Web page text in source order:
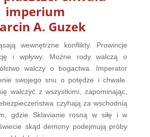
imperium
A. Guzek
wewnętrzne konflikty. Prowincje
i wpływy. Możne rody walczą o
walczy o bogactwa. Imperator
swojego snu o potędze i chwale.
walczyć z wszystkimi, zapominając,
czyhają za wschodnią
gdzie Sklavianie rosną w siłę i w
skąd demony podejmują próby